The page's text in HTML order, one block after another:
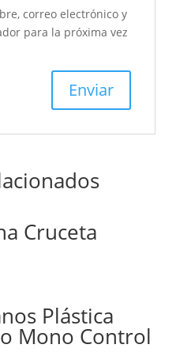
correo electrónico y
para la próxima vez
Cruceta
Plástica
Mono Control